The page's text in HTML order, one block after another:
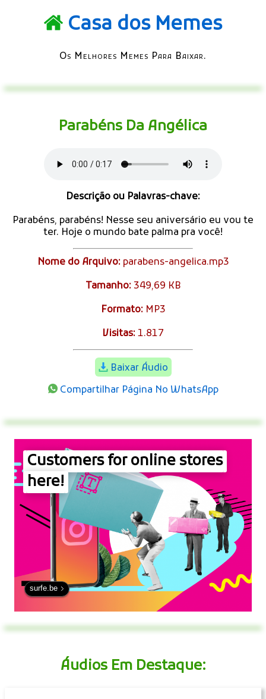
Casa dos Memes
Os Melhores Memes Para Baixar.
Parabéns Da Angélica
Descrição ou Palavras-chave:
Parabéns, parabéns! Nesse seu aniversário eu vou te
ter. Hoje o mundo bate palma pra você!
Nome do Arquivo:parabens-angelica.mp3
Tamanho:349,69 KB
Formato:MP3
Visitas:1.817
Baixar Áudio
Compartilhar Página No WhatsApp
Customers for online stores
here!
surfe.be
Áudios Em Destaque: